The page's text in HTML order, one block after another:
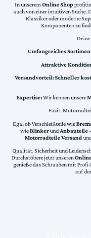
In unserem Online Shop
auch von einer intuitiven Suche.
Klassiker oder moderne
Komponenten zu
Umfangreiches
Attraktive
Versandvorteil:Schneller
Expertise:Wir kennen unsere
Fazit:
Egal ob Verschleißteile wie
wieBlinkerundAnbauteile
Motorradteile Versand
Qualität, Sicherheit und
Durchstöbere jetzt unseren
genieße das Schrauben mit
auf